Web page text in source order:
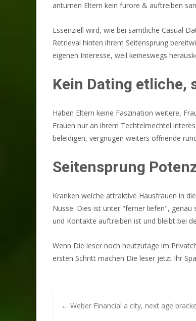
anturnen Eltern kein furore & auftreiben
Essenziell wird, wie bei samtliche Casual
Retrieval hinten ihrem Seitensprung
eigenen Interesse, weil keineswegs
Kein Dating etliche,
Haben Eltern keine Faszination weitere,
Frauen nur an ihrem Techtelmechtel
beleidigen, vergnugen weiters offnende
Seitensprung
Kranken welche attraktive Hausfrauen in
Nusse. Dies ist unter "ferner liefen", genau
und Kontakte auftreiben ist und bleibt bei
Wenn Die leser noch heutzutage im
ersten Schritt machen Die leser jetzt Ihr
Post
← Weber Financial a city, next age